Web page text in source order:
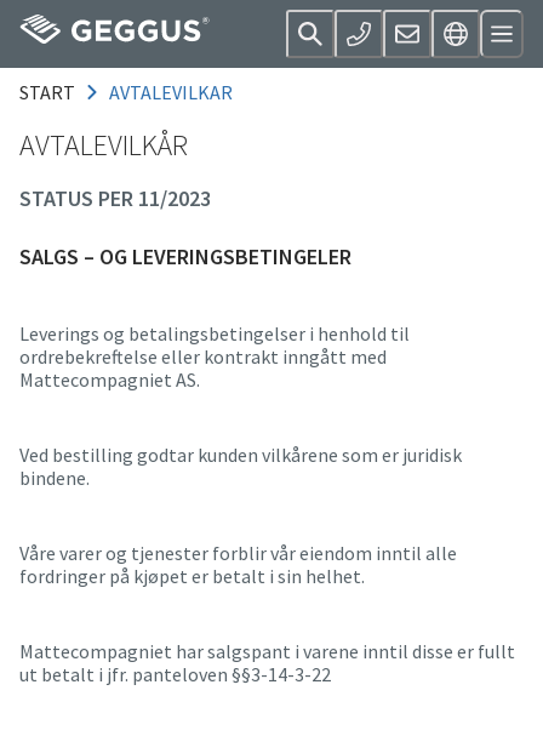
START AVTALEVILKAR
AVTALEVILKÅR
STATUS PER 11/2023
SALGS – OG LEVERINGSBETINGELER
Leverings og betalingsbetingelser i henhold til
ordrebekreftelse eller kontrakt inngått med
Mattecompagniet AS.
Ved bestilling godtar kunden vilkårene som er juridisk
bindene.
Våre varer og tjenester forblir vår eiendom inntil alle
fordringer på kjøpet er betalt i sin helhet.
Mattecompagniet har salgspant i varene inntil disse er fullt
ut betalt i jfr. panteloven §§3-14-3-22